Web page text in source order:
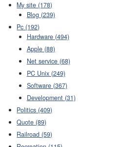
My site (178)
Blog (239)
Pc (192)
Hardware (494)
Apple (88)
Net service (68)
PC Unix (249)
Software (367)
Development (31)
Politics (409)
Quote (89)
Railroad (59)